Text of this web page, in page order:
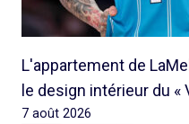
L'appartement de
le design intérieur du «
7 août 2026